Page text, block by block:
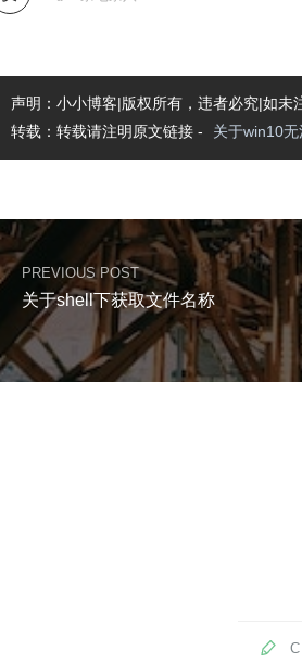
声明：小小博客|版权所有，违者必究|如未
转载：转载请注明原文链接 -
关于win10
PREVIOUS POST
关于shell下获取文件名称
